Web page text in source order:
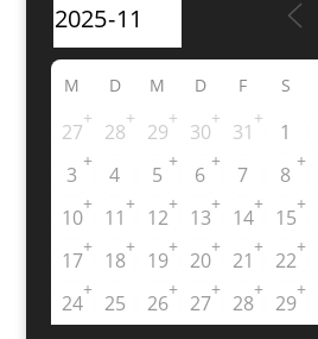
M D M D F S
27
+
28
+
29
+
30
+
31
+
1
3
+
4 5
+
6
+
7 8
+
10
+
11
+
12
+
13
+
14
+
15
+
17
+
18
+
19
+
20
+
21
+
22
+
24
+
25 26
+
27
+
28
+
29
+